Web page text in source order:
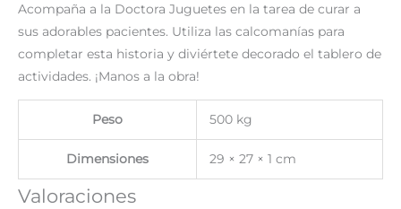
Acompaña a la Doctora Juguetes en la tarea de curar a
sus adorables pacientes. Utiliza las calcomanías para
completar esta historia y diviértete decorado el tablero de
actividades. ¡Manos a la obra!
Peso 500 kg
Dimensiones 29 × 27 × 1 cm
Valoraciones